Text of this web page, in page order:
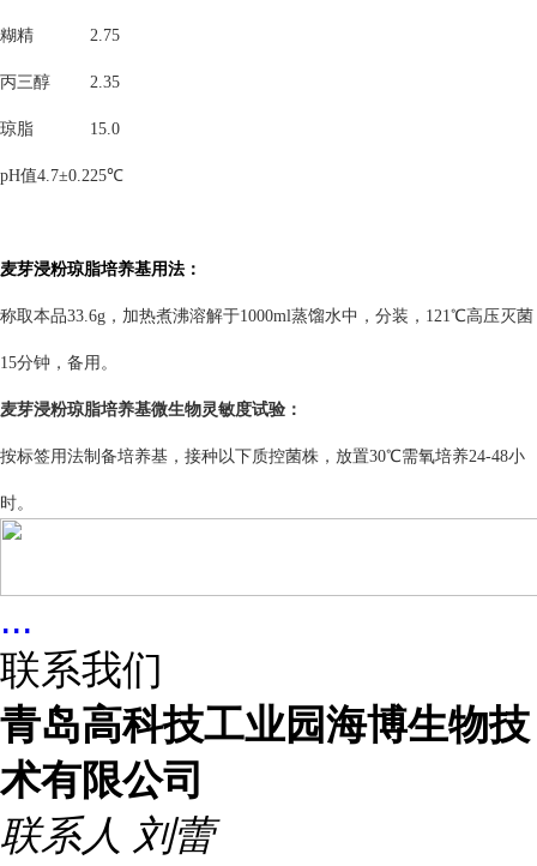
糊精 2.75
丙三醇 2.35
琼脂 15.0
pH值4.7±0.225℃
麦芽浸粉琼脂培养基用法：
称取本品33.6g，加热煮沸溶解于1000ml蒸馏水中，分装，121℃高压灭菌
15分钟，备用。
麦芽浸粉琼脂培养基微生物灵敏度试验：
按标签用法制备培养基，接种以下质控菌株，放置30℃需氧培养24-48小
时。
...
联系我们
青岛高科技工业园海博生物技
术有限公司
联系人 刘蕾